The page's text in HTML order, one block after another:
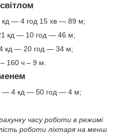
— 4 год 15 хв — 89 м;
кд — 10 год — 46 м;
кд — 20 год — 34 м;
160 ч – 9 м.
— 4 кд — 50 год — 4 м;
часу роботи в режимі
роботи ліхтаря на менш